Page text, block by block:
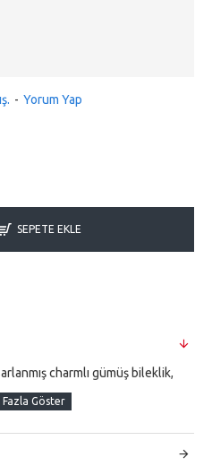
- Yorum Yap
SEPETE EKLE
charmlı gümüş bileklik,